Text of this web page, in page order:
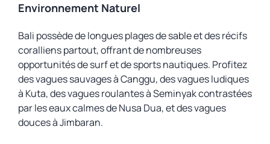
Environnement Naturel
Bali possède de longues plages de sable et des récifs
coralliens partout, offrant de nombreuses
opportunités de surf et de sports nautiques. Profitez
des vagues sauvages à Canggu, des vagues ludiques
à Kuta, des vagues roulantes à Seminyak contrastées
par les eaux calmes de Nusa Dua, et des vagues
douces à Jimbaran.